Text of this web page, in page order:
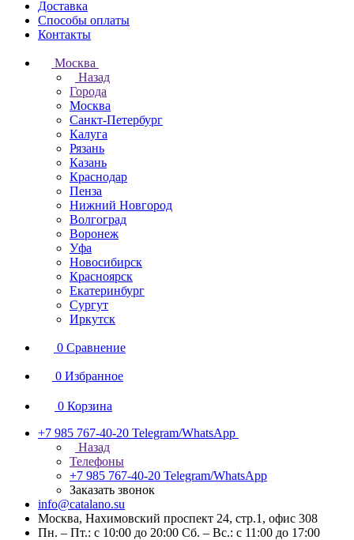
Доставка
Способы оплаты
Контакты
Москва
Назад
Города
Москва
Санкт-Петербург
Калуга
Рязань
Казань
Краснодар
Пенза
Нижний Новгород
Волгоград
Воронеж
Уфа
Новосибирск
Красноярск
Екатеринбург
Сургут
Иркутск
0 Сравнение
0 Избранное
0 Корзина
+7 985 767-40-20 Telegram/WhatsApp
Назад
Телефоны
+7 985 767-40-20 Telegram/WhatsApp
Заказать звонок
info@catalano.su
Москва, Нахимовский проспект 24, стр.1, офис 308
Пн. – Пт.: с 10:00 до 20:00 Сб. – Вс.: с 11:00 до 17:00